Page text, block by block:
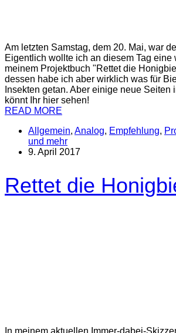
Am letzten Samstag, dem 20. Mai, war
Eigentlich wollte ich an diesem Tag eine
meinem Projektbuch "Rettet die
dessen habe ich aber wirklich was für
Insekten getan. Aber einige neue Seiten
könnt Ihr hier sehen!
READ MORE
Allgemein, Analog, Empfehlung,
und mehr
9. April 2017
Rettet die
In meinem aktuellen Immer-dabei-